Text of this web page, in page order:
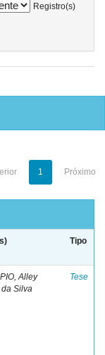
Registro(s)
1 Próximo
Tipo
Alley
Silva
Tese